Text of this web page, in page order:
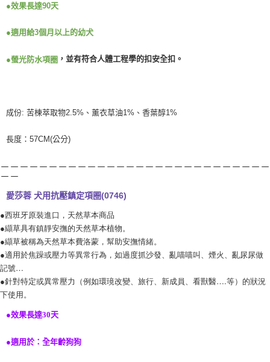
●效果長達90天
●適用給3個月以上的幼犬
●螢光防水項圈 ，並有符合人體工程學的扣安全扣。
成份: 苦楝萃取物2.5%、薰衣草油1%、香葉醇1%
長度：57CM(公分)
－－－－－－－－－－－－－－－－－－－－－－－－－－－－
－－
愛莎蓉 犬用抗壓鎮定項圈(0746)
●西班牙原裝進口，天然草本商品
●纈草具有鎮靜安撫的天然草本植物。
●纈草被稱為天然草本費洛蒙，幫助安撫情緒。
●適用於焦躁或壓力等異常行為，如過度抓沙發、亂喵喵叫、煙火、亂尿尿做
記號…
●針對特定或異常壓力（例如環璄改變、旅行、新成員、看獸醫….等）的狀況
下使用。
●效果長達30天
●適用於：全年齡狗狗